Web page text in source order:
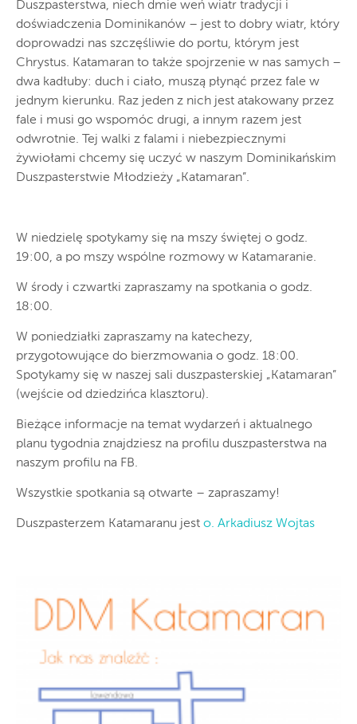
Duszpasterstwa, niech dmie weń wiatr tradycji i
doświadczenia Dominikanów – jest to dobry wiatr, który
doprowadzi nas szczęśliwie do portu, którym jest
Chrystus. Katamaran to także spojrzenie w nas samych –
dwa kadłuby: duch i ciało, muszą płynąć przez fale w
jednym kierunku. Raz jeden z nich jest atakowany przez
fale i musi go wspomóc drugi, a innym razem jest
odwrotnie. Tej walki z falami i niebezpiecznymi
żywiołami chcemy się uczyć w naszym Dominikańskim
Duszpasterstwie Młodzieży „Katamaran”.
W niedzielę spotykamy się na mszy świętej o godz.
19:00, a po mszy wspólne rozmowy w Katamaranie.
W środy i czwartki zapraszamy na spotkania o godz.
18:00.
W poniedziałki zapraszamy na katechezy,
przygotowujące do bierzmowania o godz. 18:00.
Spotykamy się w naszej sali duszpasterskiej „Katamaran”
(wejście od dziedzińca klasztoru).
Bieżące informacje na temat wydarzeń i aktualnego
planu tygodnia znajdziesz na profilu duszpasterstwa na
naszym profilu na FB.
Wszystkie spotkania są otwarte – zapraszamy!
Duszpasterzem Katamaranu jest o. Arkadiusz Wojtas